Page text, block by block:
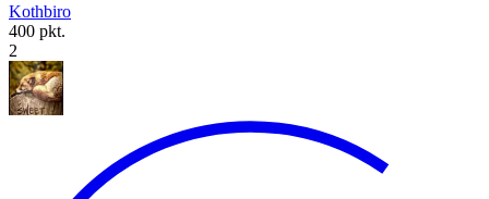
Kothbiro
400 pkt.
2